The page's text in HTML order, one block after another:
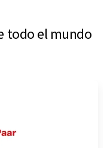
todo el mundo